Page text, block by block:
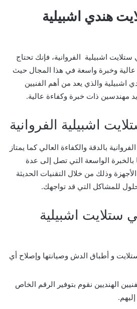
هندي اشبيلية
اشبيلية الفروانية، فإنك تحتاج
وخبرة واسعة في هذا المجال حيث
اشبيلية والذي يعد من أهم الفنيين
مهندسين ذات خبرة وكفاءة عالية.
اشبيلية الفروانية
بالدقة والكفاءة العالي كما يمتاز
بالخبرة الواسعة التي تصل إلى عدة
وذلك من خلال التقنيات الحديثة
للمشاكل التي قد تواجهك.
اشبيلية
و أطباق الدش وصيانتها وإصلاح أي
الهنديين نقوم بتوفير الرقم الخاص